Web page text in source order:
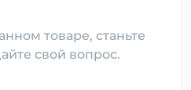
товаре, станьте
свой вопрос.